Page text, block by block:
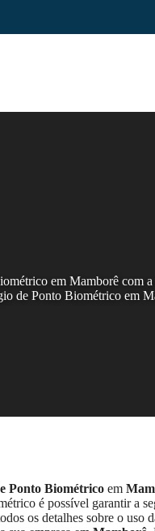
em Mamborê com
de Ponto Biométrico em
Ponto Biométrico em
é possível garantir a
os detalhes sobre o